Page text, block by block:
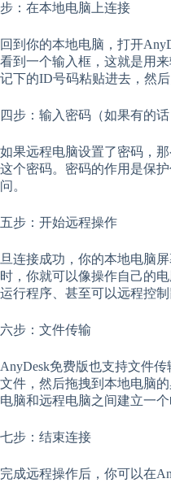
步：在本地电脑上连接
回到你的本地电脑，打开
看到一个输入框，这就是用
记下的ID号码粘贴进去，然后
四步：输入密码（如果有的话
如果远程电脑设置了密码，
这个密码。密码的作用是保
问。
五步：开始远程操作
旦连接成功，你的本地电脑
时，你就可以像操作自己的
运行程序、甚至可以远程控制
六步：文件传输
AnyDesk免费版也支持文件
文件，然后拖拽到本地电脑
电脑和远程电脑之间建立一个
七步：结束连接
完成远程操作后，你可以在